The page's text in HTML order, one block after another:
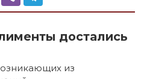
достались
из